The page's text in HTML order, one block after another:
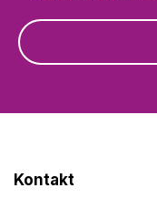
Kontakt